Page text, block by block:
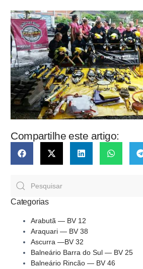
Compartilhe este artigo:
Categorias
Arabutã — BV 12
Araquari — BV 38
Ascurra —BV 32
Balneário Barra do Sul — BV 25
Balneário Rincão — BV 46